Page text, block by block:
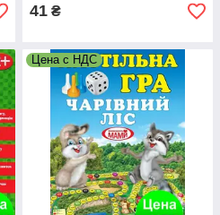
41 ₴
Цена с НДС